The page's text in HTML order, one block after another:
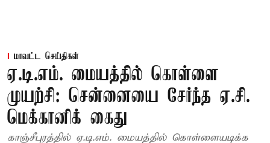
மாவட்ட செய்திகள்
ஏ.டி.எம். மையத்தில் கொள்ளை
முயற்சி: சென்னையை சேர்ந்த ஏ.சி.
மெக்கானிக் கைது
காஞ்சீபுரத்தில் ஏ.டி.எம். மையத்தில் கொள்ளையடிக்க